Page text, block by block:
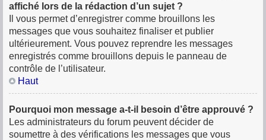
affiché lors de la rédaction d’un sujet ?
Il vous permet d’enregistrer comme brouillons les
messages que vous souhaitez finaliser et publier
ultérieurement. Vous pouvez reprendre les messages
enregistrés comme brouillons depuis le panneau de
contrôle de l’utilisateur.
Haut
Pourquoi mon message a-t-il besoin d’être approuvé ?
Les administrateurs du forum peuvent décider de
soumettre à des vérifications les messages que vous